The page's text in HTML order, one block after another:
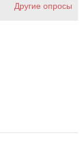
Другие опросы